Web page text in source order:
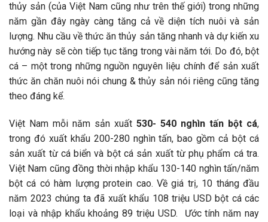
thủy sản (của Việt Nam cũng như trên thế giới) trong những
năm gần đây ngày càng tăng cả về diện tích nuôi và sản
lượng. Nhu cầu về thức ăn thủy sản tăng nhanh và dự kiến xu
hướng này sẽ còn tiếp tục tăng trong vài năm tới. Do đó, bột
cá – một trong những nguồn nguyên liệu chính để sản xuất
thức ăn chăn nuôi nói chung & thủy sản nói riêng cũng tăng
theo đáng kể.
Việt Nam mỗi năm sản xuất 530- 540 nghìn tấn bột cá,
trong đó xuất khẩu 200-280 nghìn tấn, bao gồm cả bột cá
sản xuất từ cá biển và bột cá sản xuất từ phụ phẩm cá tra.
Việt Nam cũng đồng thời nhập khẩu 130-140 nghìn tấn/năm
bột cá có hàm lượng protein cao. Về giá trị, 10 tháng đầu
năm 2023 chúng ta đã xuất khẩu 108 triệu USD bột cá các
loại và nhập khẩu khoảng 89 triệu USD. Ước tính năm nay